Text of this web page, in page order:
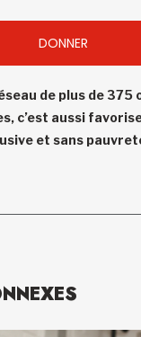
DONNER
de plus de 375
c’est aussi
et sans